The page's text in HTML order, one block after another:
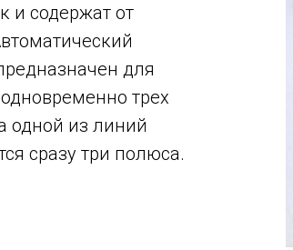
и содержат от
для
трех
одной из линий
сразу три полюса.